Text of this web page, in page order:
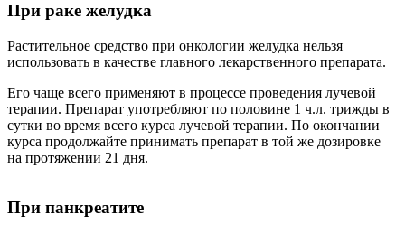
При раке желудка
Растительное средство при онкологии желудка нельзя
использовать в качестве главного лекарственного препарата.
Его чаще всего применяют в процессе проведения лучевой
терапии. Препарат употребляют по половине 1 ч.л. трижды в
сутки во время всего курса лучевой терапии. По окончании
курса продолжайте принимать препарат в той же дозировке
на протяжении 21 дня.
При панкреатите